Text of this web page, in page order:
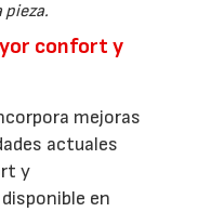
pieza.
confort y
mejoras
actuales
y
en